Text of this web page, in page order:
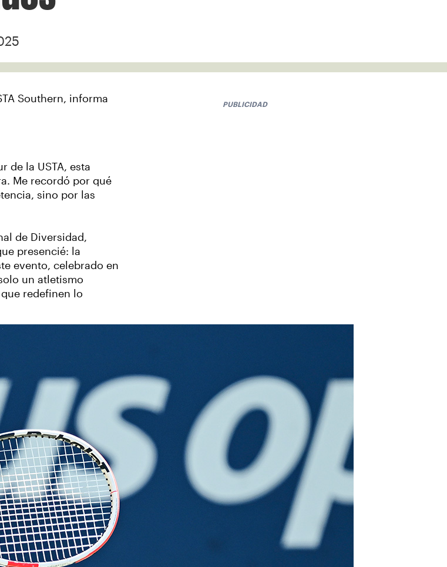
Southern, informa
de la USTA, esta
Me recordó por qué
sino por las
de Diversidad,
presencié: la
evento, celebrado en
un atletismo
redefinen lo
PUBLICIDAD